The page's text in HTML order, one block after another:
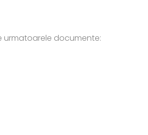
urmatoarele documente: